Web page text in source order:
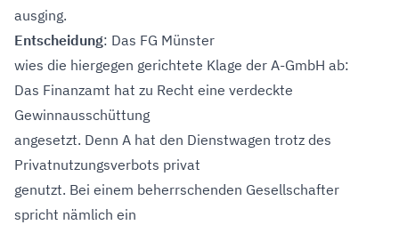
ausging.
Entscheidung: Das FG Münster
wies die hiergegen gerichtete Klage der A-GmbH ab:
Das Finanzamt hat zu Recht eine verdeckte
Gewinnausschüttung
angesetzt. Denn A hat den Dienstwagen trotz des
Privatnutzungsverbots privat
genutzt. Bei einem beherrschenden Gesellschafter
spricht nämlich ein